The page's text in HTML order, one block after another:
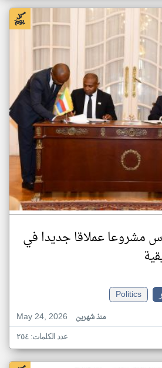
مشروعا عملاقا جديدا في
Politics
May 24, 2026
منذ شهرين
عدد الكلمات: ٢٥٤